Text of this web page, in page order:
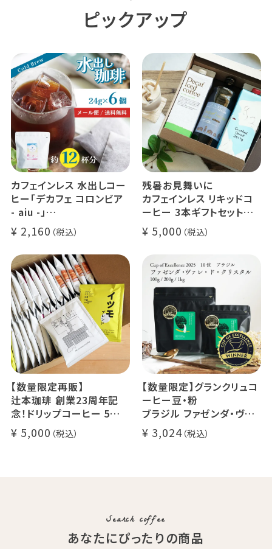
ピックアップ
カフェインレス 水出しコー
ヒー「デカフェ コロンビア
- aiu -」
24g×6個（約12杯分）
マウンテンウォータープロ
セス カフェインレスコーヒ
ー豆100%使用 メール便
でお届け
2,160
残暑お見舞いに
カフェインレス リキッドコ
ーヒー 3本ギフトセット
クラッシュド デカフェ ゼリ
ー 1本
デカフェ オレベース【無
糖】1本
デカフェ アイスコーヒー 1
5,000
【数量限定再販】
辻本珈琲 創業23周年記
念！ドリップコーヒー 5種
50杯セット
アニバーサリーブレンド（コ
5,000
【数量限定】グランクリュコ
ーヒー豆・粉
ブラジル ファゼンダ・ヴァ
レ・ド・クリスタル（100g /
200g / 1kg）
3,024
Search coffee
あなたにぴったりの商品